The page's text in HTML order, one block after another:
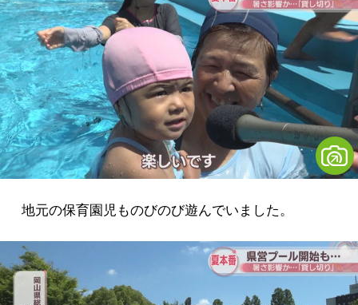
地元の保育園児ものびのび遊んでいました。